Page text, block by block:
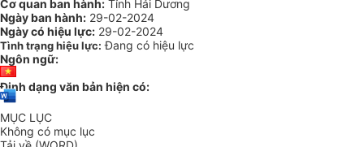
Cơ quan ban hành: Tỉnh Hải Dương
Ngày ban hành: 29-02-2024
Ngày có hiệu lực: 29-02-2024
Tình trạng hiệu lực: Đang có hiệu lực
Ngôn ngữ:
Định dạng văn bản hiện có:
MỤC LỤC
Không có mục lục